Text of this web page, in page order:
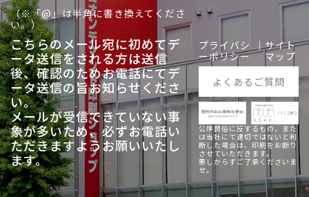
（※「@」は半角に書き換えてくださ
い。）
こちらのメール宛に初めてデ
ータ送信をされる方は送信
後、確認のためお電話にてデ
ータ送信の旨お知らせくださ
い。
メールが受信できていない事
象が多いため、必ずお電話い
ただきますようお願いいたし
ます。
プライバシ
ーポリシー
｜サイト
マップ
よくあるご質問
公序良俗に反するもの、また
は当社にて適切ではないと判
断した場合は、印刷をお断り
させていただきます。
悪しからずご了承くださいま
せ。